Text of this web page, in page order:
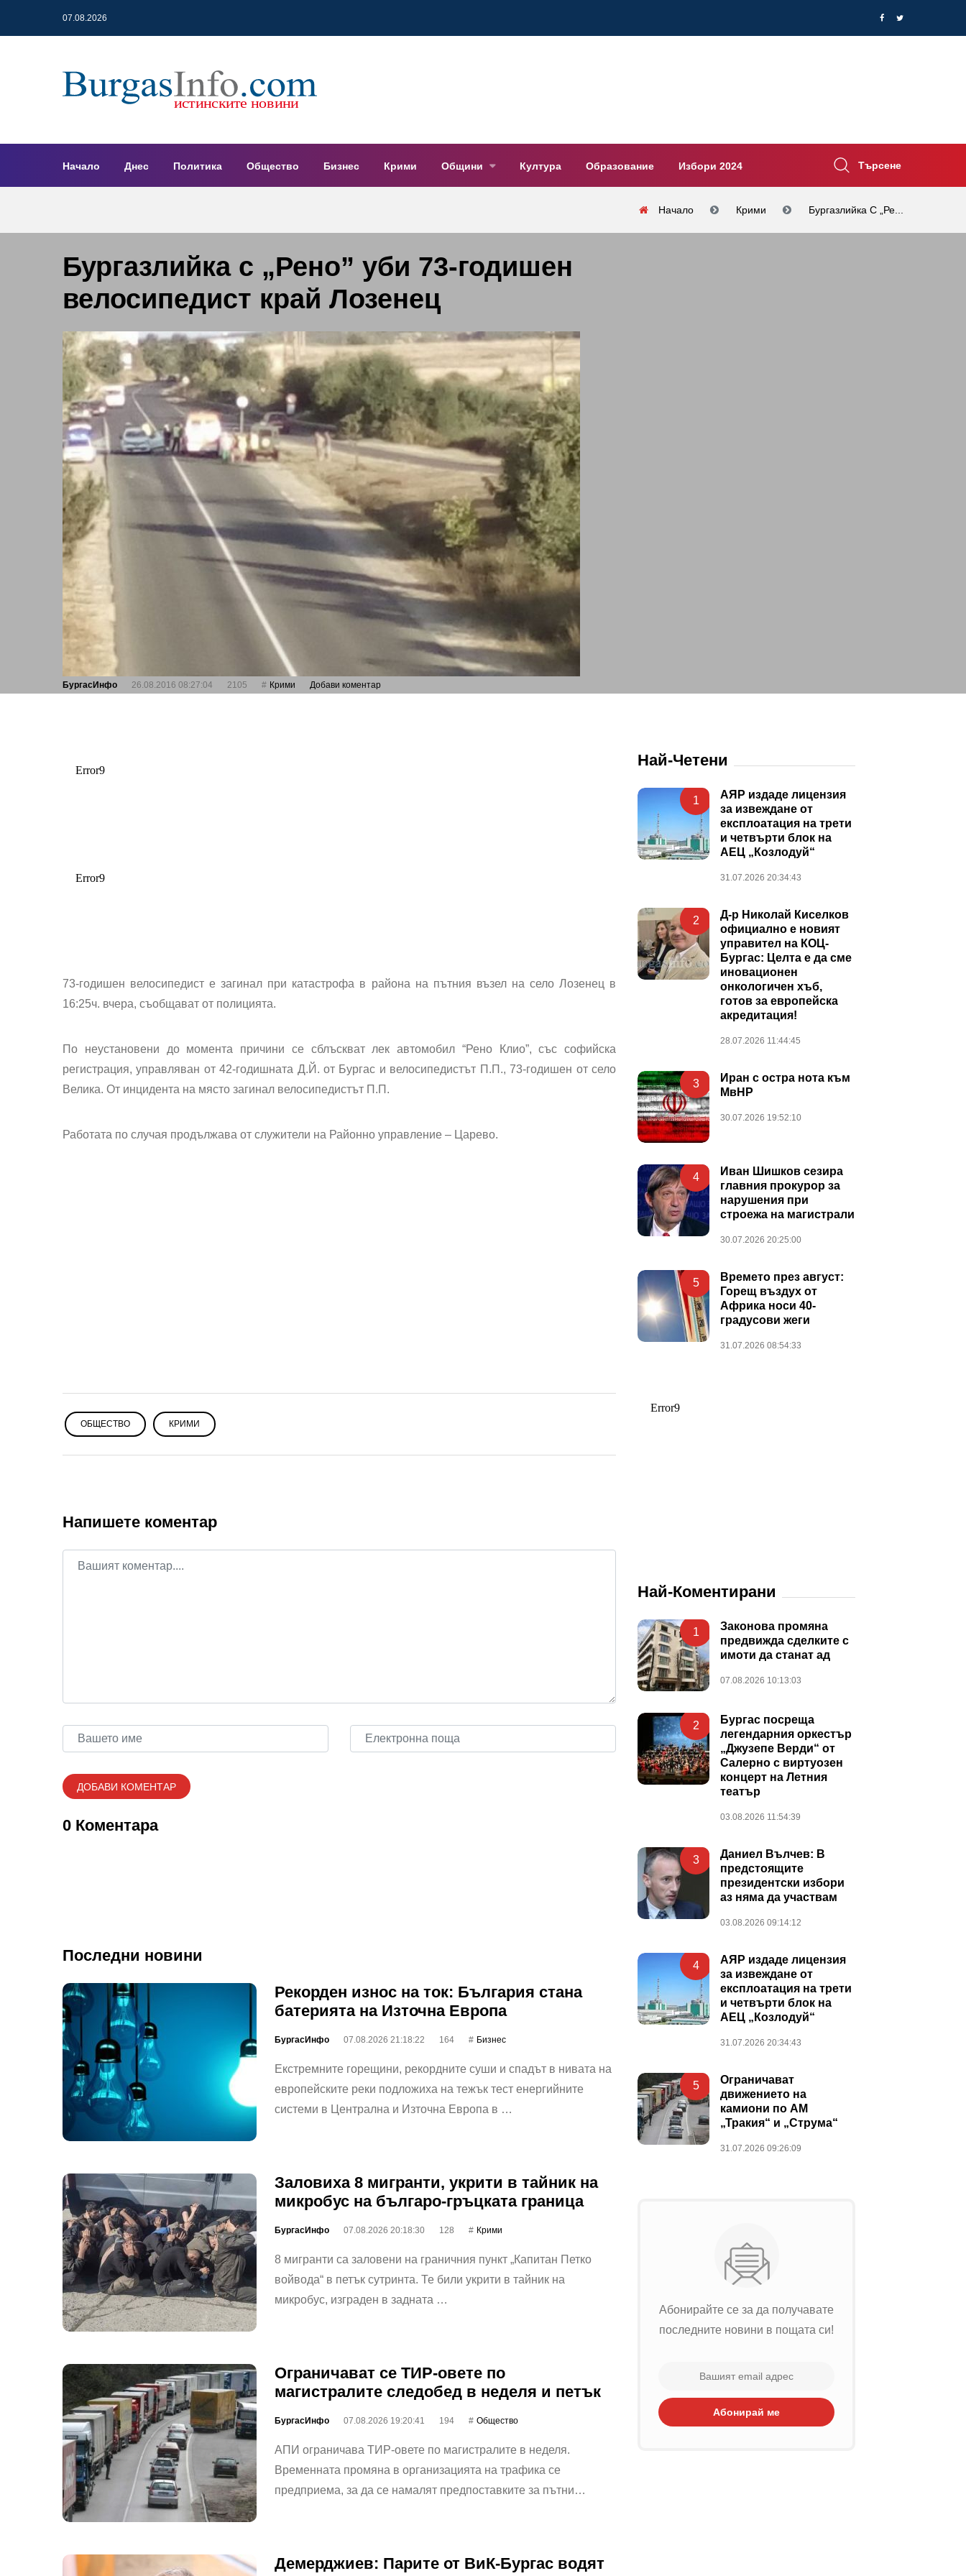
07.08.2026
Начало Днес Политика Общество Бизнес Крими Общини Култура Образование Избори 2024 Търсене
Начало Крими Бургазлийка С „Ре...
Бургазлийка с „Рено” уби 73-годишен
велосипедист край Лозенец
БургасИнфо 26.08.2016 08:27:04 2105 Крими Добави коментар
73-годишен велосипедист е загинал при катастрофа в района на пътния възел на село Лозенец в
16:25ч. вчера, съобщават от полицията.
По неустановени до момента причини се сблъскват лек автомобил “Рено Клио”, със софийска
регистрация, управляван от 42-годишната Д.Й. от Бургас и велосипедистът П.П., 73-годишен от село
Велика. От инцидента на място загинал велосипедистът П.П.
Работата по случая продължава от служители на Районно управление – Царево.
ОБЩЕСТВО КРИМИ
Напишете коментар
0 Коментара
Последни новини
Рекорден износ на ток: България стана
батерията на Източна Европа
БургасИнфо 07.08.2026 21:18:22 164 Бизнес
Екстремните горещини, рекордните суши и спадът в нивата на
европейските реки подложиха на тежък тест енергийните
системи в Централна и Източна Европа в …
Заловиха 8 мигранти, укрити в тайник на
микробус на българо-гръцката граница
БургасИнфо 07.08.2026 20:18:30 128 Крими
8 мигранти са заловени на граничния пункт „Капитан Петко
войвода“ в петък сутринта. Те били укрити в тайник на
микробус, изграден в задната …
Ограничават се ТИР-овете по
магистралите следобед в неделя и петък
БургасИнфо 07.08.2026 19:20:41 194 Общество
АПИ ограничава ТИР-овете по магистралите в неделя.
Временната промяна в организацията на трафика се
предприема, за да се намалят предпоставките за пътни…
Демерджиев: Парите от ВиК-Бургас водят
Най-Четени
1
АЯР издаде лицензия
за извеждане от
експлоатация на трети
и четвърти блок на
АЕЦ „Козлодуй“
31.07.2026 20:34:43
2
Д-р Николай Киселков
официално е новият
управител на КОЦ-
Бургас: Целта е да сме
иновационен
онкологичен хъб,
готов за европейска
акредитация!
28.07.2026 11:44:45
3
Иран с остра нота към
МвНР
30.07.2026 19:52:10
4
Иван Шишков сезира
главния прокурор за
нарушения при
строежа на магистрали
30.07.2026 20:25:00
5
Времето през август:
Горещ въздух от
Африка носи 40-
градусови жеги
31.07.2026 08:54:33
Най-Коментирани
1
Законова промяна
предвижда сделките с
имоти да станат ад
07.08.2026 10:13:03
2
Бургас посреща
легендарния оркестър
„Джузепе Верди“ от
Салерно с виртуозен
концерт на Летния
театър
03.08.2026 11:54:39
3
Даниел Вълчев: В
предстоящите
президентски избори
аз няма да участвам
03.08.2026 09:14:12
4
АЯР издаде лицензия
за извеждане от
експлоатация на трети
и четвърти блок на
АЕЦ „Козлодуй“
31.07.2026 20:34:43
5
Ограничават
движението на
камиони по АМ
„Тракия“ и „Струма“
31.07.2026 09:26:09
Абонирайте се за да получавате
последните новини в пощата си!
Абонирай ме